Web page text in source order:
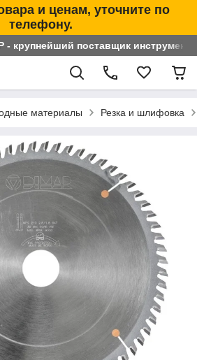
и ценам, уточните по
телефону.
- крупнейший поставщик
материалы Резка и шлифовка